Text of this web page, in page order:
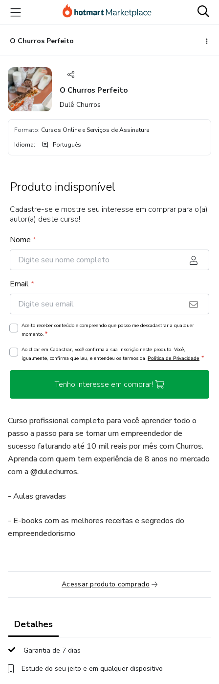
para
conteúdo
principal
para
pagamento
para
rodapé
O Churros Perfeito
O Churros Perfeito
Dulê Churros
Formato: Cursos Online e Serviços de Assinatura
Idioma: Português
Produto indisponível
Cadastre-se e mostre seu interesse em comprar para o(a)
autor(a) deste curso!
Nome *
Email*
Aceito receber conteúdo e compreendo que posso me descadastrar a qualquer
momento. *
Ao clicar em Cadastrar, você confirma a sua inscrição neste produto. Você,
igualmente, confirma que leu, e entendeu os termos da Política de Privacidade *
Tenho interesse em comprar!
Curso profissional completo para você aprender todo o
passo a passo para se tornar um empreendedor de
sucesso faturando até 10 mil reais por mês com Churros.
Aprenda com quem tem experiência de 8 anos no mercado
com a @dulechurros.
- Aulas gravadas
- E-books com as melhores receitas e segredos do
empreendedorismo
Acessar produto comprado
Detalhes
Garantia de 7 dias
Estude do seu jeito e em qualquer dispositivo